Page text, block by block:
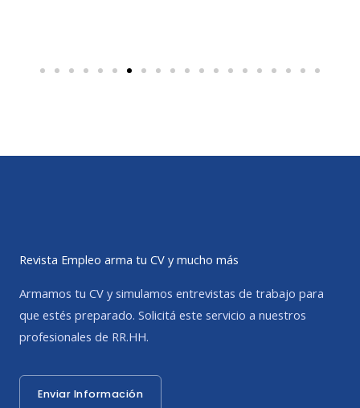
Revista Empleo arma tu CV y mucho más
Armamos tu CV y simulamos entrevistas de trabajo para
que estés preparado. Solicitá este servicio a nuestros
profesionales de RR.HH.
Enviar Información